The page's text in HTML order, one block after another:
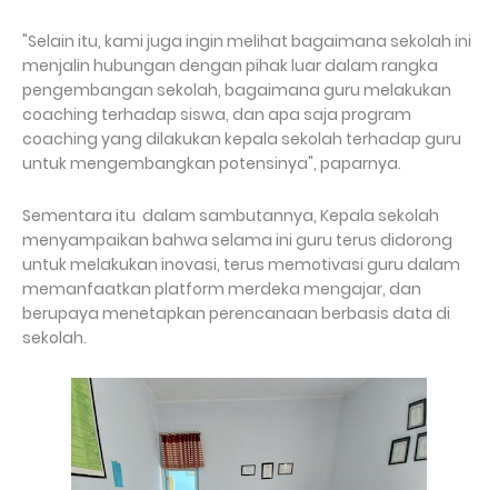
"Selain itu, kami juga ingin melihat bagaimana sekolah ini
menjalin hubungan dengan pihak luar dalam rangka
pengembangan sekolah, bagaimana guru melakukan
coaching terhadap siswa, dan apa saja program
coaching yang dilakukan kepala sekolah terhadap guru
untuk mengembangkan potensinya", paparnya.
Sementara itu dalam sambutannya, Kepala sekolah
menyampaikan bahwa selama ini guru terus didorong
untuk melakukan inovasi, terus memotivasi guru dalam
memanfaatkan platform merdeka mengajar, dan
berupaya menetapkan perencanaan berbasis data di
sekolah.